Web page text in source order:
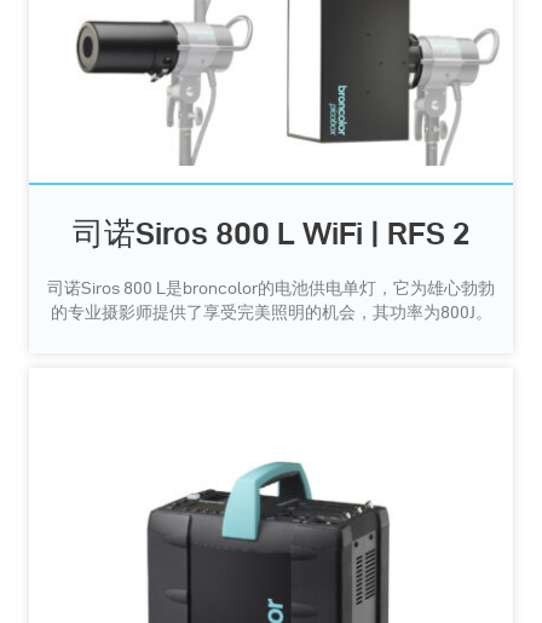
司诺Siros 800 L WiFi | RFS 2
司诺Siros 800 L是broncolor的电池供电单灯，它为雄心勃勃
的专业摄影师提供了享受完美照明的机会，其功率为800J。